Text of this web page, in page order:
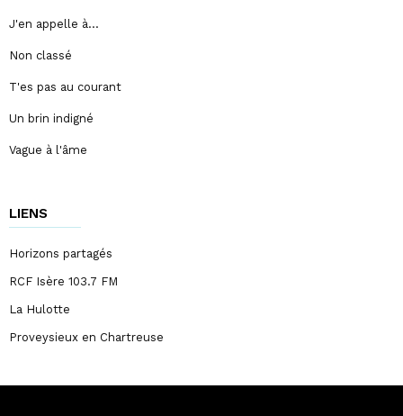
J'en appelle à…
Non classé
T'es pas au courant
Un brin indigné
Vague à l'âme
LIENS
Horizons partagés
RCF Isère 103.7 FM
La Hulotte
Proveysieux en Chartreuse